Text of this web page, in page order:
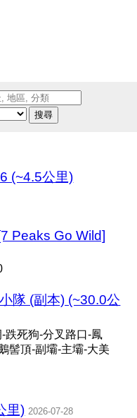
搜尋
(~4.5公里)
Peaks Go Wild]
隊 (副本) (~30.0公
跌死狗-分叉路口-鳳
髻頂-副壩-主壩-大美
里) 2026-07-28